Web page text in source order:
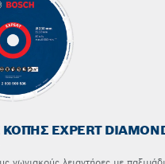
EXPERT